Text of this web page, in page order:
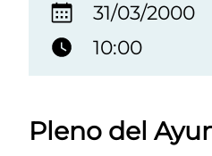
31/03/2000
10:00
Pleno del